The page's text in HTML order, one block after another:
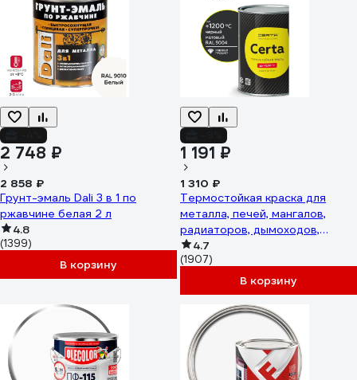
2 748 ₽
2 858 ₽
Грунт-эмаль Dali 3 в 1 по
ржавчине белая 2 л
4.8
(1399)
В корзину
1 191 ₽
1 310 ₽
Термостойкая краска для
металла, печей, мангалов,
радиаторов, дымоходов,
суппортов до 1200°С Certa
черный матовый (~RAL 9004)
0,8 кг CPR00036
4.7
(1907)
В корзину